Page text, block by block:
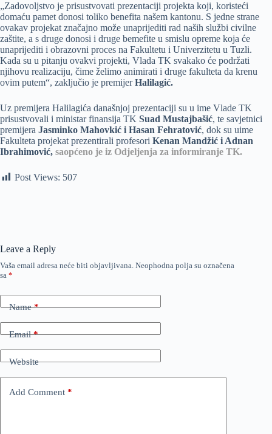
„Zadovoljstvo je prisustvovati prezentaciji projekta koji, koristeći
domaću pamet donosi toliko benefita našem kantonu. S jedne strane
ovakav projekat značajno može unaprijediti rad naših službi civilne
zaštite, a s druge donosi i druge bemefite u smislu opreme koja će
unaprijediti i obrazovni proces na Fakultetu i Univerzitetu u Tuzli.
Kada su u pitanju ovakvi projekti, Vlada TK svakako će podržati
njihovu realizaciju, čime želimo animirati i druge fakulteta da krenu
ovim putem“, zaključio je premijerHalilagić.
Uz premijera Halilagića današnjoj prezentaciji su u ime Vlade TK
prisustvovali i ministar finansija TK Suad Mustajbašić, te savjetnici
premijera Jasminko Mahovkić i Hasan Fehratović, dok su uime
Fakulteta projekat prezentirali profesori Kenan Mandžić i Adnan
Ibrahimović, saopćeno je iz Odjeljenja za informiranje TK.
Post Views: 507
Leave a Reply
Vaša email adresa neće biti objavljivana. Neophodna polja su označena
sa *
Name*
Email*
Website
Add Comment *